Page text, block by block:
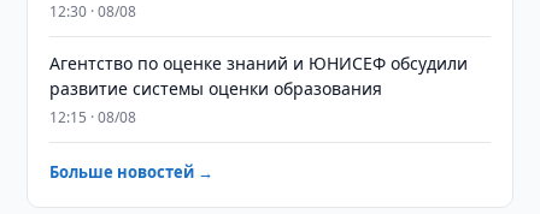
12:30 · 08/08
Агентство по оценке знаний и ЮНИСЕФ обсудили
развитие системы оценки образования
12:15 · 08/08
Больше новостей →